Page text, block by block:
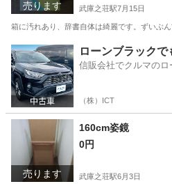
売ります 武庫之荘駅7月15日
箱に汚れあり、辞書自体は綺麗です。ずいぶ
兵庫 尼崎市 武庫之荘駅 語学、
ローンブラック
信販会社でクルマの
（株）ICT
売ります
160cm姿鏡
0円
武庫之荘駅6月3日